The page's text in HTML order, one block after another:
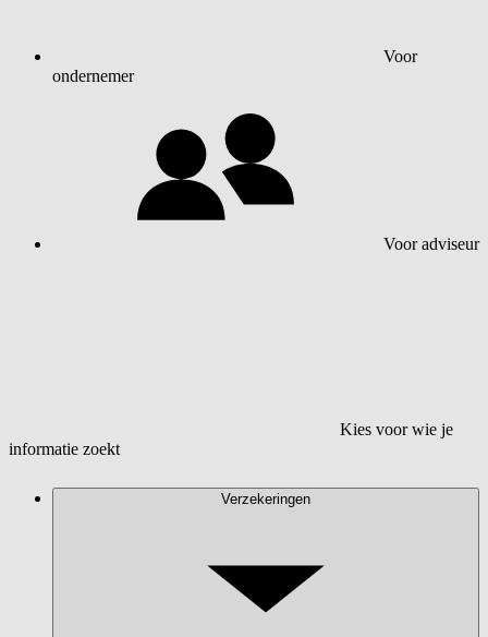
Voor
ondernemer
Voor adviseur
Kies voor wie je
informatie zoekt
Verzekeringen